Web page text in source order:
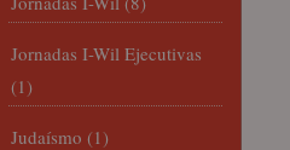
Jornadas I-Wil Ejecutivas
(1)
Judaísmo (1)